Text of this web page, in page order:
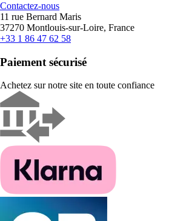
Contactez-nous
11 rue Bernard Maris
37270 Montlouis-sur-Loire, France
+33 1 86 47 62 58
Paiement sécurisé
Achetez sur notre site en toute confiance